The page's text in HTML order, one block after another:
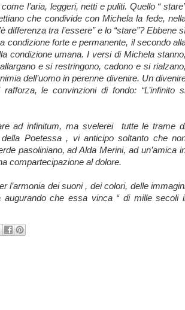
l’aria, leggeri, netti e puliti. Quello “
che condivide con Michela la fede,
differenza tra l’essere” e lo “stare”? Ebbene
condizione forte e permanente, il secondo
condizione umana. I versi di Michela stanno,
e si restringono, cadono e si rialzano,
dell’uomo in perenne divenire. Un
le convinzioni di fondo: “L’infinito
ad infinitum, ma svelerei tutte le trame
Poetessa , vi anticipo soltanto che
pasoliniano, ad Alda Merini, ad un’amica
compartecipazione al dolore.
l’armonia dei suoni , dei colori, delle
che essa vinca “ di mille secoli